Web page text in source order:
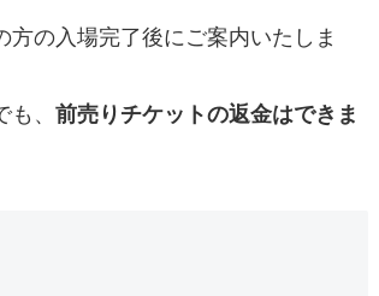
の入場完了後にご案内いたしま
、 前売りチケットの返金はできま